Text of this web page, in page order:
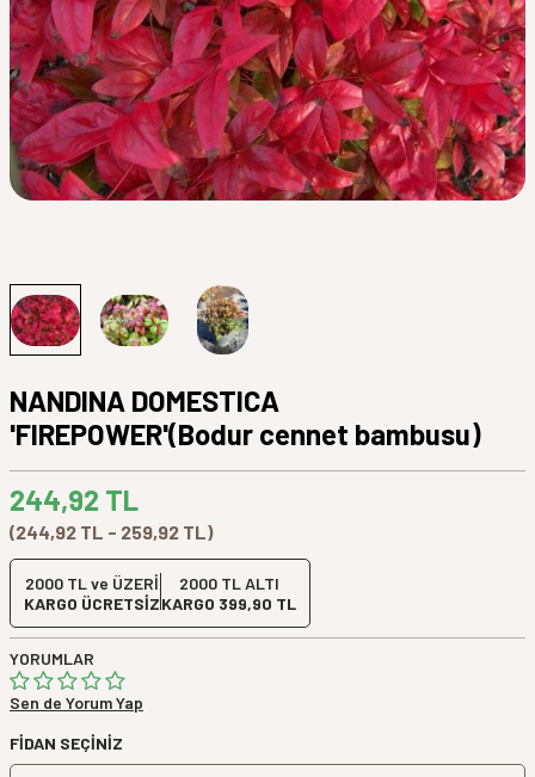
NANDINA DOMESTICA
'FIREPOWER'(Bodur cennet bambusu)
244,92 TL
(244,92 TL - 259,92 TL)
2000 TL ve ÜZERİ
KARGO ÜCRETSİZ
2000 TL ALTI
KARGO 399,90 TL
YORUMLAR
Sen de Yorum Yap
FIDAN SEÇINIZ